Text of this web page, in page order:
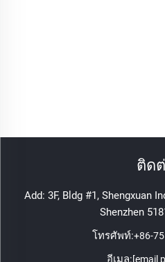
ติด
Add: 3F, Bldg #1, Shengxuan
Shenzhen
โทรศัพท์:+86-
อีเมล:[email